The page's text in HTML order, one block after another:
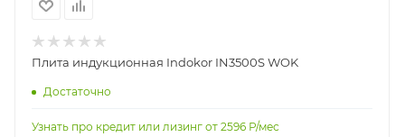
Плита индукционная Indokor IN3500S WOK
Достаточно
Узнать про кредит или лизинг от 2596 Р/мес